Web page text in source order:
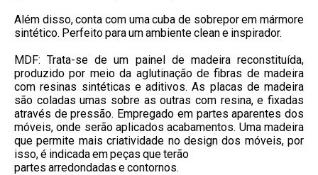
Além disso, conta com uma cuba de sobrepor em mármore
sintético. Perfeito para um ambiente clean e inspirador.
MDF: Trata-se de um painel de madeira reconstituída,
produzido por meio da aglutinação de fibras de madeira
com resinas sintéticas e aditivos. As placas de madeira
são coladas umas sobre as outras com resina, e fixadas
através de pressão. Empregado em partes aparentes dos
móveis, onde serão aplicados acabamentos. Uma madeira
que permite mais criatividade no design dos móveis, por
isso, é indicada em peças que terão
partes arredondadas e contornos.